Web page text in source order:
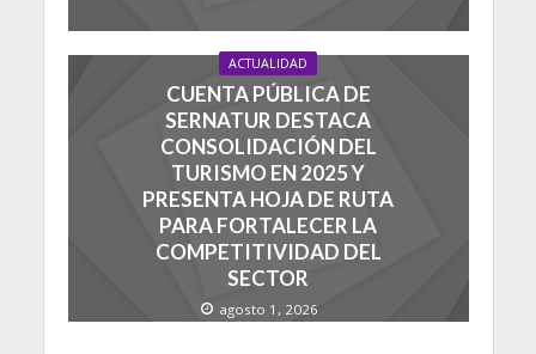
ACTUALIDAD
CUENTA PÚBLICA DE
SERNATUR DESTACA
CONSOLIDACIÓN DEL
TURISMO EN 2025 Y
PRESENTA HOJA DE RUTA
PARA FORTALECER LA
COMPETITIVIDAD DEL
SECTOR
agosto 1, 2026